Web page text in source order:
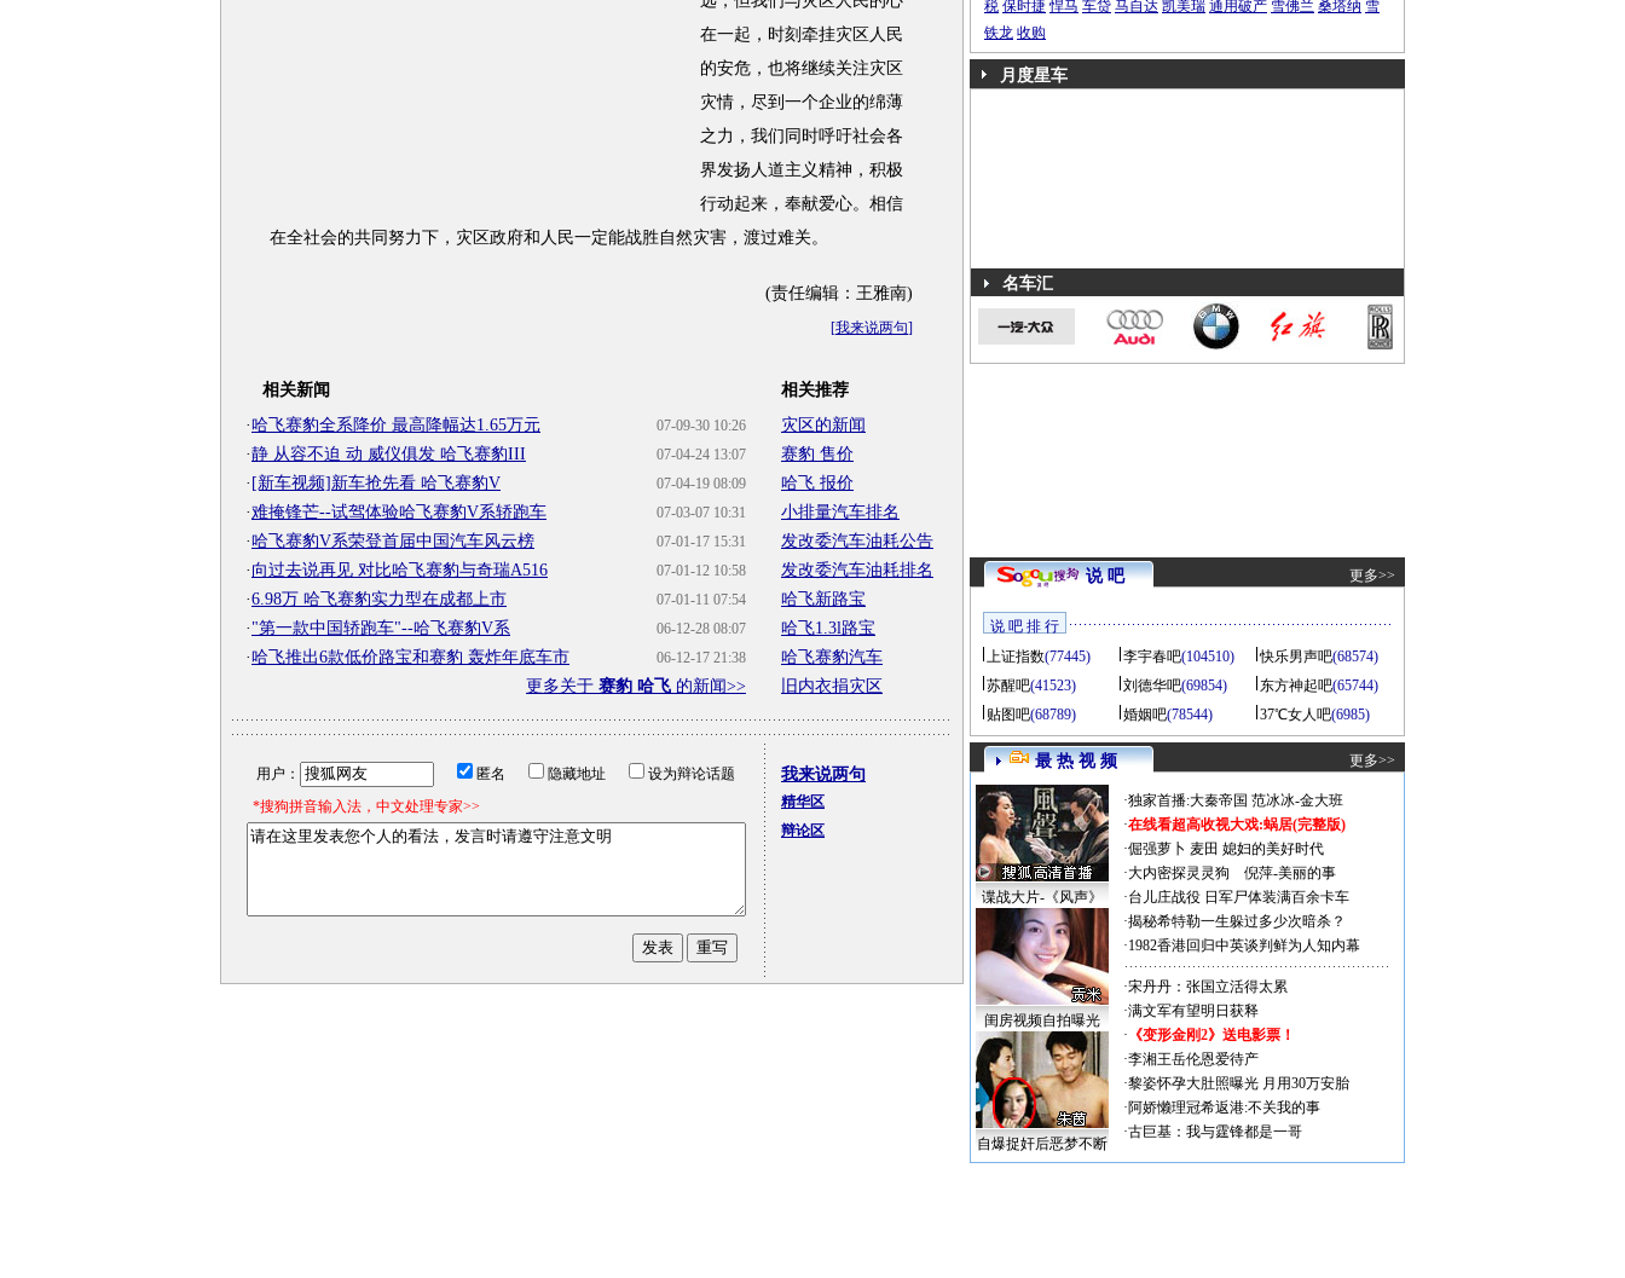
在一起，时刻牵挂灾区人民
的安危，也将继续关注灾区
灾情，尽到一个企业的绵薄
之力，我们同时呼吁社会各
界发扬人道主义精神，积极
行动起来，奉献爱心。相信
在全社会的共同努力下，灾区政府和人民一定能战胜自然灾害，渡过难关。
(责任编辑：王雅南)
[我来说两句]
相关新闻
07-09-30 10:26
·哈飞赛豹全系降价 最高降幅达1.65万元
07-04-24 13:07
·静 从容不迫 动 威仪俱发 哈飞赛豹III
07-04-19 08:09
· [新车视频]新车抢先看 哈飞赛豹V
07-03-07 10:31
·难掩锋芒--试驾体验哈飞赛豹V系轿跑车
07-01-17 15:31
·哈飞赛豹V系荣登首届中国汽车风云榜
07-01-12 10:58
· 向过去说再见 对比哈飞赛豹与奇瑞A516
07-01-11 07:54
·6.98万 哈飞赛豹实力型在成都上市
06-12-28 08:07
· "第一款中国轿跑车"--哈飞赛豹V系
06-12-17 21:38
·哈飞推出6款低价路宝和赛豹 轰炸年底车市
更多关于 赛豹 哈飞 的新闻>>
相关推荐
灾区的新闻
赛豹 售价
哈飞 报价
小排量汽车排名
发改委汽车油耗公告
发改委汽车油耗排名
哈飞新路宝
哈飞1.3l路宝
哈飞赛豹汽车
旧内衣捐灾区
用户： 匿名 隐藏地址
设为辩论话题
*搜狗拼音输入法，中文处理专家>>
我来说两句
精华区
辩论区
税 保时捷 悍马 车贷 马自达 凯美瑞 通用破产 雪佛兰 桑塔纳 雪
铁龙 收购
月度星车
名车汇
说 吧 更多>>
说 吧 排 行
上证指数(77445) 李宇春吧(104510) 快乐男声吧(68574)
苏醒吧(41523) 刘德华吧(69854) 东方神起吧(65744)
贴图吧(68789) 婚姻吧(78544) 37℃女人吧(6985)
最 热 视 频 更多>>
谍战大片-《风声》
闺房视频自拍曝光
自爆捉奸后恶梦不断
·独家首播:大秦帝国 范冰冰-金大班
·在线看超高收视大戏:蜗居(完整版)
·倔强萝卜 麦田 媳妇的美好时代
·大内密探灵灵狗
倪萍-美丽的事
·台儿庄战役 日军尸体装满百余卡车
·揭秘希特勒一生躲过多少次暗杀？
·1982香港回归中英谈判鲜为人知内幕
·宋丹丹：张国立活得太累
·满文军有望明日获释
· 《变形金刚2》送电影票！
·李湘王岳伦恩爱待产
·黎姿怀孕大肚照曝光 月用30万安胎
·阿娇懒理冠希返港:不关我的事
·古巨基：我与霆锋都是一哥